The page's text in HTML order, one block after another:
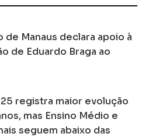
de Manaus declara apoio à
de Eduardo Braga ao
registra maior evolução
mas Ensino Médio e
seguem abaixo das